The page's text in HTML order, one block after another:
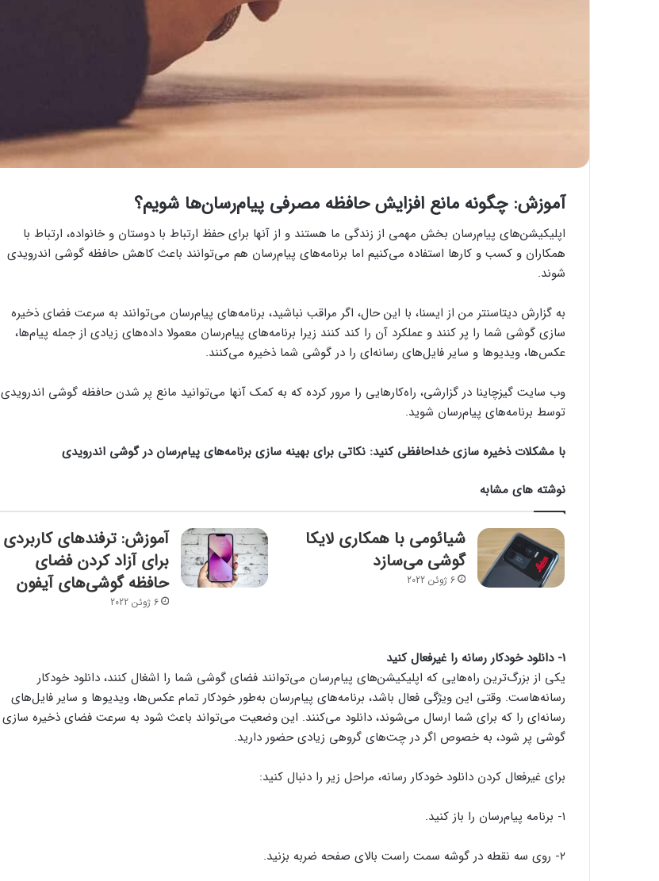
آموزش: چگونه مانع افزایش حافظه مصرفی پیام‌رسان‌ها شویم؟
اپلیکیشن‌های پیام‌رسان بخش مهمی از زندگی ما هستند و از آنها برای حفظ ارتباط با دوستان و خانواده، ارتباط با
همکاران و کسب و کارها استفاده می‌کنیم اما برنامه‌های پیام‌رسان هم می‌توانند باعث کاهش حافظه گوشی اندرویدی
شوند.
به گزارش دیتاسنتر من از ایسنا، با این حال، اگر مراقب نباشید، برنامه‌های پیام‌رسان می‌توانند به سرعت فضای ذخیره
سازی گوشی شما را پر کنند و عملکرد آن را کند کنند زیرا برنامه‌های پیام‌رسان معمولا داده‌های زیادی از جمله پیام‌ها،
عکس‌ها، ویدیوها و سایر فایل‌های رسانه‌ای را در گوشی شما ذخیره می‌کنند.
وب سایت گیزچاینا در گزارشی، راه‌کارهایی را مرور کرده که به کمک آنها می‌توانید مانع پر شدن حافظه گوشی اندرویدی
توسط برنامه‌های پیام‌رسان شوید.
با مشکلات ذخیره سازی خداحافظی کنید: نکاتی برای بهینه سازی برنامه‌های پیام‌رسان در گوشی اندرویدی
نوشته های مشابه
شیائومی با همکاری لایکا
گوشی می‌سازد
6 ژوئن 2022
آموزش: ترفند‌های کاربردی
برای آزاد کردن فضای
حافظه گوشی‌های آیفون
6 ژوئن 2022
۱- دانلود خودکار رسانه را غیرفعال کنید
یکی از بزرگ‌ترین راه‌هایی که اپلیکیشن‌های پیام‌رسان می‌توانند فضای گوشی شما را اشغال کنند، دانلود خودکار
رسانه‌هاست. وقتی این ویژگی فعال باشد، برنامه‌های پیام‌رسان به‌طور خودکار تمام عکس‌ها، ویدیوها و سایر فایل‌های
رسانه‌ای را که برای شما ارسال می‌شوند، دانلود می‌کنند. این وضعیت می‌تواند باعث شود به سرعت فضای ذخیره سازی
گوشی پر شود، به خصوص اگر در چت‌های گروهی زیادی حضور دارید.
برای غیرفعال کردن دانلود خودکار رسانه، مراحل زیر را دنبال کنید:
۱- برنامه پیام‌رسان را باز کنید.
۲- روی سه نقطه در گوشه سمت راست بالای صفحه ضربه بزنید.